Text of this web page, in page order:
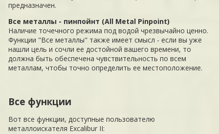
предназначен.
Все металлы - пинпойнт (All Metal Pinpoint)
Наличие точечного режима под водой чрезвычайно ценно.
Функции "Все металлы" также имеет смысл - если вы уже
нашли цель и сочли ее достойной вашего времени, то
должна быть обеспечена чувствительность по всем
металлам, чтобы точно определить ее местоположение.
Все функции
Вот все функции, доступные пользователю
металлоискателя Excalibur II: